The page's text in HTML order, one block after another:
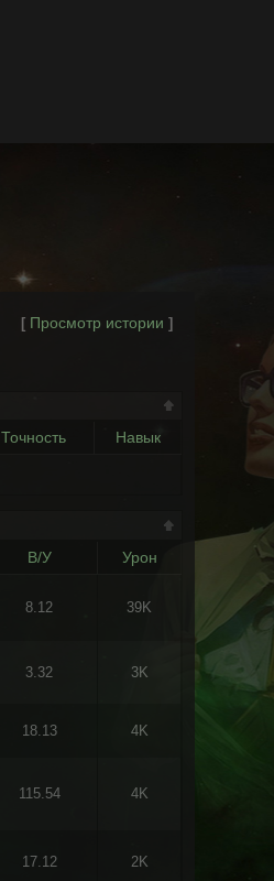
[ Просмотр истории ]
Точность Навык
В/У Урон
8.12 39K
3.32 3K
18.13 4K
115.54 4K
17.12 2K